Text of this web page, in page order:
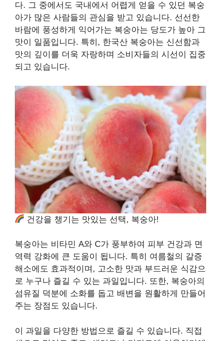
다. 그 중에서도 국내에서 어렵게 얻을 수 있던 복숭
아가 많은 사람들의 관심을 받고 있습니다. 선선한
바람에 풍성하게 익어가는 복숭아는 당도가 높아 그
맛이 일품입니다. 특히, 한국산 복숭아는 신선함과
맛의 깊이를 더욱 자랑하며 소비자들의 시선이 집중
되고 있습니다.
건강을 챙기는 맛있는 선택, 복숭아!
복숭아는 비타민 A와 C가 풍부하여 피부 건강과 면
역력 강화에 큰 도움이 됩니다. 특히 여름철의 갈증
해소에도 효과적이며, 고소한 맛과 부드러운 식감으
로 누구나 즐길 수 있는 과일입니다. 또한, 복숭아의
섬유질 덕분에 소화를 돕고 배변을 원활하게 만들어
주는 장점도 있습니다.
이 과일을 다양한 방법으로 즐길 수 있습니다. 직접